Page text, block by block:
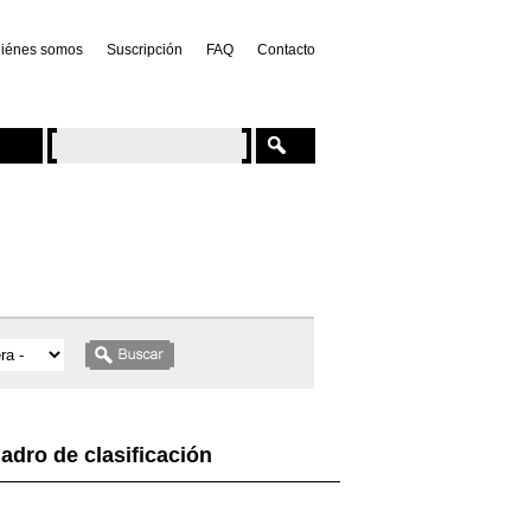
somos Suscripción FAQ Contacto
de clasificación